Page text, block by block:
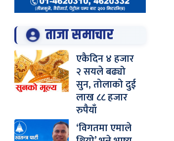
ताजा समाचार
एकैदिन ४ हजार
२ सयले बढ्यो
सुन, तोलाको दुई
लाख ८८ हजार
रुपैयाँ
‘विगतमा एमाले